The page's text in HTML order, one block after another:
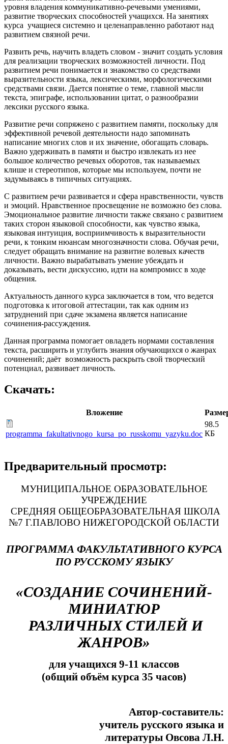
уровня владения коммуникативно-речевыми умениями,
развитие творческих способностей учащихся. На занятиях
курса учащиеся системно и целенаправленно работают над
развитием связной речи.
Развить речь, научить владеть словом - значит создать условия
для реализации творческих возможностей личности. Под
развитием речи понимается и знакомство со средствами
выразительности языка, лексическими, морфологическими
средствами связи. Дается понятие о теме, главной мысли
текста, эпиграфе, использовании цитат, о разнообразии
лексики русского языка.
Развитие речи сопряжено с развитием памяти, поскольку для
эффективной речевой деятельности надо запоминать
написание многих слов и их значение, обогащать словарь.
Важно удерживать в памяти и быстро извлекать из нее
большое количество речевых оборотов, так называемых
клише и стереотипов, которые мы используем, почти не
задумываясь в типичных ситуациях.
С развитием речи развивается и сфера нравственности, чувств
и эмоций. Нравственное просвещение не возможно без слова.
Эмоциональное развитие личности также связано с развитием
таких сторон языковой способности, как чувство языка,
языковая интуиция, восприимчивость к выразительности
речи, к тонким нюансам многозначности слова. Обучая речи,
следует обращать внимание на развитие волевых качеств
личности. Важно вырабатывать умение убеждать и
доказывать, вести дискуссию, идти на компромисс в ходе
общения.
Актуальность данного курса заключается в том, что ведется
подготовка к итоговой аттестации, так как одним из
затруднений при сдаче экзамена является написание
сочинения-рассуждения.
Данная программа помогает овладеть нормами составления
текста, расширить и углубить знания обучающихся о жанрах
сочинений; даёт возможность раскрыть свой творческий
потенциал, развивает личность.
Скачать:
Вложение
programma_fakultativnogo_kursa_po_russkomu_yazyku.doc
98.5
КБ
Предварительный просмотр:
МУНИЦИПАЛЬНОЕ ОБРАЗОВАТЕЛЬНОЕ
УЧРЕЖДЕНИЕ
СРЕДНЯЯ ОБЩЕОБРАЗОВАТЕЛЬНАЯ ШКОЛА
№7 Г.ПАВЛОВО НИЖЕГОРОДСКОЙ ОБЛАСТИ
ПРОГРАММА ФАКУЛЬТАТИВНОГО КУРСА
ПО РУССКОМУ ЯЗЫКУ
«СОЗДАНИЕ СОЧИНЕНИЙ-
МИНИАТЮР
РАЗЛИЧНЫХ СТИЛЕЙ И
ЖАНРОВ»
для учащихся 9-11 классов
(общий объём курса 35 часов)
Автор-составитель:
учитель русского языка и
литературы Овсова Л.Н.